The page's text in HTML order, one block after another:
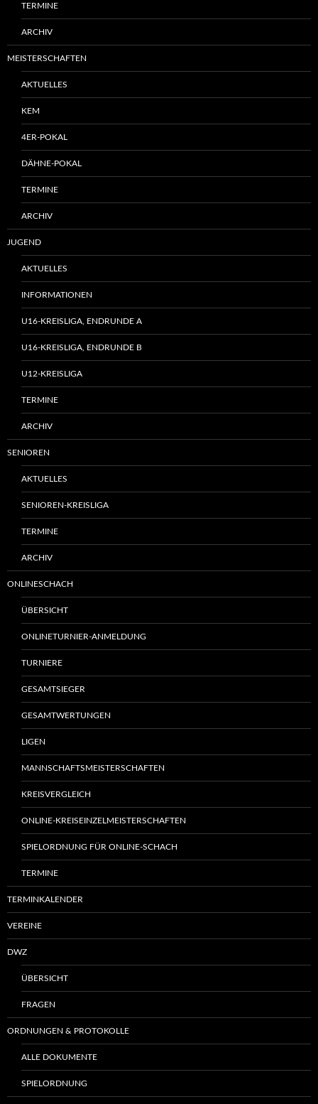
TERMINE
ARCHIV
MEISTERSCHAFTEN
AKTUELLES
KEM
4ER-POKAL
DÄHNE-POKAL
TERMINE
ARCHIV
JUGEND
AKTUELLES
INFORMATIONEN
U16-KREISLIGA, ENDRUNDE A
U16-KREISLIGA, ENDRUNDE B
U12-KREISLIGA
TERMINE
ARCHIV
SENIOREN
AKTUELLES
SENIOREN-KREISLIGA
TERMINE
ARCHIV
ONLINESCHACH
ÜBERSICHT
ONLINETURNIER-ANMELDUNG
TURNIERE
GESAMTSIEGER
GESAMTWERTUNGEN
LIGEN
MANNSCHAFTSMEISTERSCHAFTEN
KREISVERGLEICH
ONLINE-KREISEINZELMEISTERSCHAFTEN
SPIELORDNUNG FÜR ONLINE-SCHACH
TERMINE
TERMINKALENDER
VEREINE
DWZ
ÜBERSICHT
FRAGEN
ORDNUNGEN & PROTOKOLLE
ALLE DOKUMENTE
SPIELORDNUNG